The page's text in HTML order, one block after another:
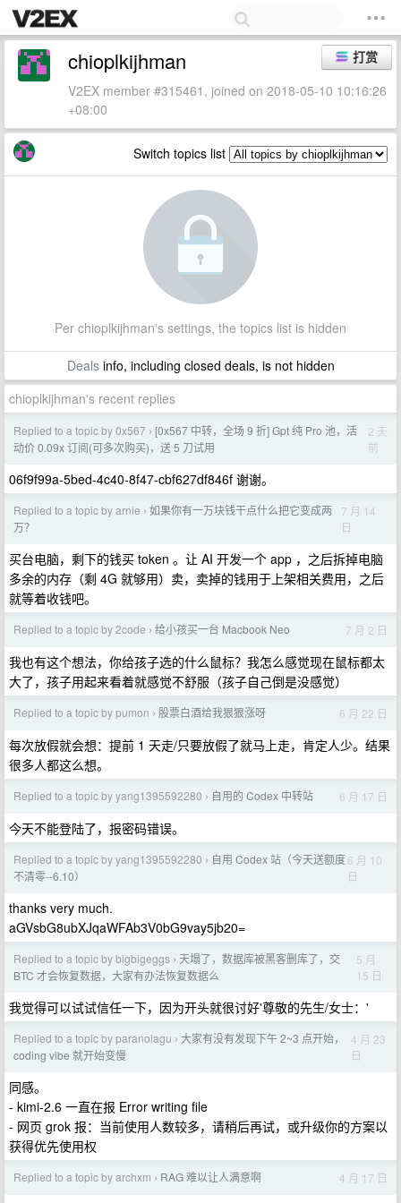
打赏
chioplkijhman
V2EX member #315461, joined on 2018-05-10 10:16:26
+08:00
Switch topics list
Per chioplkijhman's settings, the topics list is hidden
Dealsinfo, including closed deals, is not hidden
chioplkijhman's recent replies
Replied to a topic by 0x567 › [0x567 中转，全场 9 折] Gpt 纯 Pro 池，活
动价 0.09x 订阅(可多次购买)，送 5 刀试用
2 天
前
06f9f99a-5bed-4c40-8f47-cbf627df846f 谢谢。
Replied to a topic by arnie › 如果你有一万块钱干点什么把它变成两
万？
7 月 14
日
买台电脑，剩下的钱买 token 。让 AI 开发一个 app ，之后拆掉电脑
多余的内存（剩 4G 就够用）卖，卖掉的钱用于上架相关费用，之后
就等着收钱吧。
Replied to a topic by 2code › 给小孩买一台 Macbook Neo 7 月 2 日
我也有这个想法，你给孩子选的什么鼠标？我怎么感觉现在鼠标都太
大了，孩子用起来看着就感觉不舒服（孩子自己倒是没感觉）
Replied to a topic by pumon › 股票白酒给我狠狠涨呀 6 月 22 日
每次放假就会想：提前 1 天走/只要放假了就马上走，肯定人少。结果
很多人都这么想。
Replied to a topic by yang1395592280 › 自用的 Codex 中转站 6 月 17 日
今天不能登陆了，报密码错误。
Replied to a topic by yang1395592280 › 自用 Codex 站（今天送额度
不清零--6.10）
6 月 10
日
thanks very much.
aGVsbG8ubXJqaWFAb3V0bG9vay5jb20=
Replied to a topic by bigbigeggs › 天塌了，数据库被黑客删库了，交
BTC 才会恢复数据，大家有办法恢复数据么
5 月
15 日
我觉得可以试试信任一下，因为开头就很讨好'尊敬的先生/女士：'
Replied to a topic by paranoiagu › 大家有没有发现下午 2~3 点开始，
coding vibe 就开始变慢
4 月 23
日
同感。
- kimi-2.6 一直在报 Error writing file
- 网页 grok 报：当前使用人数较多，请稍后再试，或升级你的方案以
获得优先使用权
Replied to a topic by archxm › RAG 难以让人满意啊 4 月 17 日